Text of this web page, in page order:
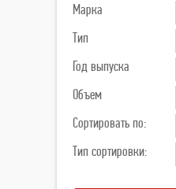
Марка
Тип
Год выпуска
Объем
Сортировать по:
Тип сортировки: